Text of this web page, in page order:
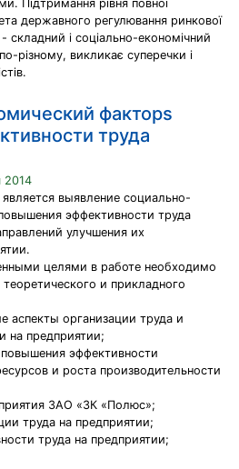
Підтримання рівня повної
державного регулювання ринкової
складний і соціально-економічний
рiзному, викликає суперечки і
факторs
труда
2014
выявление социально-
эффективности труда
улучшения их
целями в работе необходимо
и прикладного
аспекты организации труда и
на предприятии;
эффективности
и роста производительности
ЗАО «ЗК «Полюс»;
труда на предприятии;
труда на предприятии;